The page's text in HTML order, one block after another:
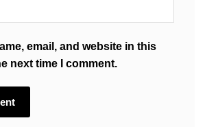
email, and website in this
next time I comment.